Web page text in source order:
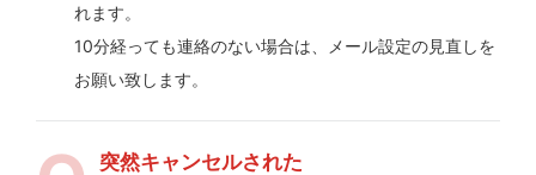
れます。
10分経っても連絡のない場合は、メール設定の見直しを
お願い致します。
突然キャンセルされた